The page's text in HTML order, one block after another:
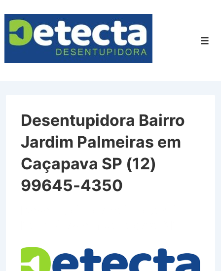
para
Conteúdo
Desentupidora Bairro
Jardim Palmeiras em
Caçapava SP (12)
99645-4350